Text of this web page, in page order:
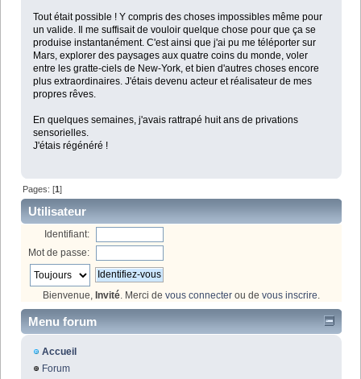
Tout était possible ! Y compris des choses impossibles même pour
un valide. Il me suffisait de vouloir quelque chose pour que ça se
produise instantanément. C'est ainsi que j'ai pu me téléporter sur
Mars, explorer des paysages aux quatre coins du monde, voler
entre les gratte-ciels de New-York, et bien d'autres choses encore
plus extraordinaires. J'étais devenu acteur et réalisateur de mes
propres rêves.
En quelques semaines, j'avais rattrapé huit ans de privations
sensorielles.
J'étais régénéré !
Pages: [1]
Utilisateur
Identifiant:
Mot de passe:
Bienvenue, Invité. Merci de vous connecter ou de vous inscrire.
Menu forum
Accueil
Forum